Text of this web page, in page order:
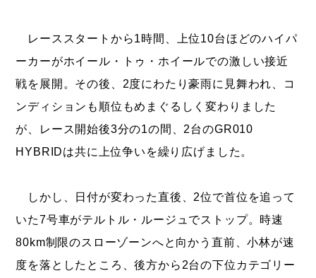
レーススタートから1時間、上位10台ほどのハイパ
ーカーがホイール・トゥ・ホイールでの激しい接近
戦を展開。その後、2度にわたり豪雨に見舞われ、コ
ンディションも順位もめまぐるしく変わりました
が、レース開始後3分の1の間、2台のGR010
HYBRIDは共に上位争いを繰り広げました。
しかし、日付が変わった直後、2位で首位を追って
いた7号車がテルトル・ルージュでストップ。時速
80km制限のスローゾーンへと向かう直前、小林が速
度を落としたところ、後方から2台の下位カテゴリー